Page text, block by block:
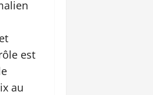
est
au